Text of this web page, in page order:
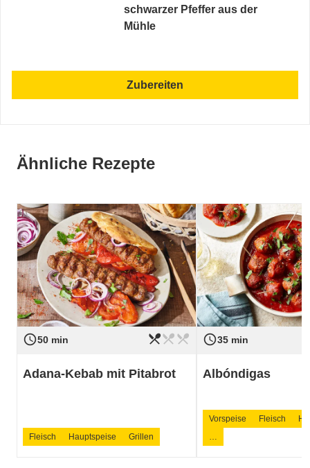
schwarzer Pfeffer aus der
Mühle
Zubereiten
Ähnliche Rezepte
access_time50 min
Schwierigkeit leicht
restaurant_menurestaurant_menurestaurant_menu
Adana-Kebab mit Pitabrot
Fleisch Hauptspeise Grillen
access_time35 min
Schwierigkeit
Albóndigas
Vorspeise Fleisch
…